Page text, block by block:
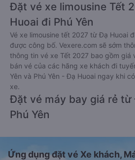
Đặt vé xe limousine Tết
Huoai đi Phú Yên
Vé xe limousine tết 2027 từ Đạ Huoai
được công bố. Vexere.com sẽ sớm
thông tin vé xe Tết 2027 bao gồm giá
bán vé của các hãng xe khách đi
Yên và Phú Yên - Đạ Huoai ngay khi
xe.
Đặt vé máy bay giá rẻ từ
Phú Yên
Ứng dụng đặt vé Xe khách,